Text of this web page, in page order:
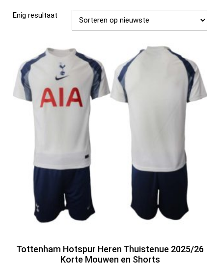
Enig resultaat
Tottenham Hotspur Heren Thuistenue 2025/26
Korte Mouwen en Shorts